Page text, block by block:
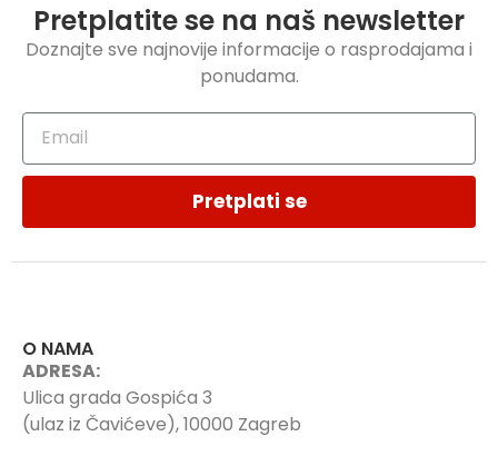
Pretplatite se na naš newsletter
Doznajte sve najnovije informacije o rasprodajama i
ponudama.
Pretplati se
O NAMA
ADRESA:
Ulica grada Gospića 3
(ulaz iz Čavićeve), 10000 Zagreb